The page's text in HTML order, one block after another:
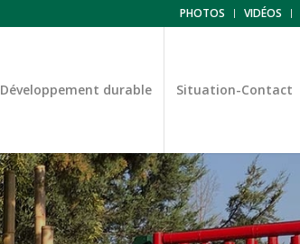
PHOTOS VIDÉOS
Développement durable Situation-Contact